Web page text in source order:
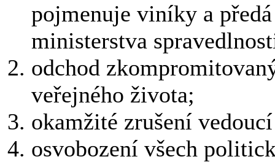
pojmenuje viníky a
ministerstva
odchod
veřejného života;
okamžité zrušení
osvobození všech